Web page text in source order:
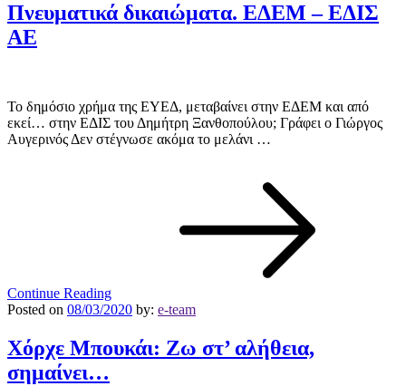
Πνευματικά δικαιώματα. ΕΔΕΜ – ΕΔΙΣ
ΑΕ
Το δημόσιο χρήμα της ΕΥΕΔ, μεταβαίνει στην ΕΔΕΜ και από
εκεί… στην ΕΔΙΣ του Δημήτρη Ξανθοπούλου; Γράφει ο Γιώργος
Αυγερινός Δεν στέγνωσε ακόμα το μελάνι …
Continue Reading
Posted on 08/03/2020 by: e-team
Χόρχε Μπουκάι: Ζω στ’ αλήθεια,
σημαίνει…